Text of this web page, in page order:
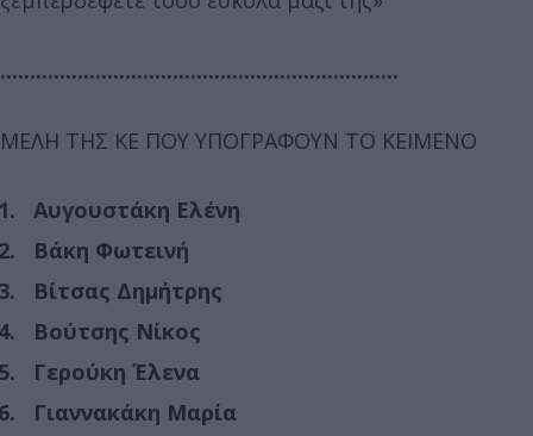
...................................................................
ΜΕΛΗ ΤΗΣ ΚΕ ΠΟΥ ΥΠΟΓΡΑΦΟΥΝ ΤΟ ΚΕΙΜΕΝΟ
Αυγουστάκη Ελένη
Βάκη Φωτεινή
Βίτσας Δημήτρης
Βούτσης Νίκος
Γερούκη Έλενα
Γιαννακάκη Μαρία